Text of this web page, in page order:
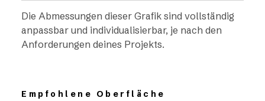
Die Abmessungen dieser Grafik sind vollständig
anpassbar und individualisierbar, je nach den
Anforderungen deines Projekts.
Empfohlene Oberfläche